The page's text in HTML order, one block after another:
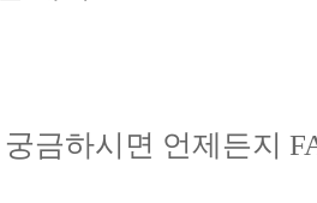
금하시면 언제든지